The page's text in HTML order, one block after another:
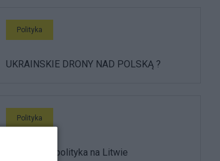
Polityka
UKRAINSKIE DRONY NAD POLSKĄ ?
Polityka
Antypolska polityka na Litwie